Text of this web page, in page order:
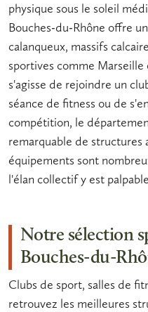
physique sous le soleil
Bouches-du-Rhône offre
calanqueux, massifs
sportives comme
s'agisse de rejoindre un
séance de fitness ou de
compétition, le
remarquable de structures
équipements sont
l'élan collectif y est
Notre sélection
Bouches-du-
Clubs de sport, salles de
retrouvez les meilleures